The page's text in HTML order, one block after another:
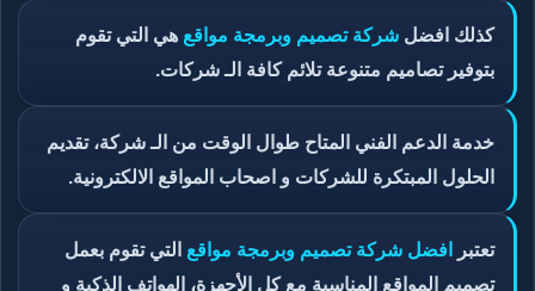
كذلك افضل شركة تصميم وبرمجة مواقع هي التي تقوم
بتوفير تصاميم متنوعة تلائم كافة الـ شركات.
خدمة الدعم الفني المتاح طوال الوقت من الـ شركة، تقديم
الحلول المبتكرة للشركات و اصحاب المواقع الالكترونية.
تعتبر افضل شركة تصميم وبرمجة مواقع التي تقوم بعمل
تصميم المواقع المناسبة مع كل الأجهزة، الهواتف الذكية و